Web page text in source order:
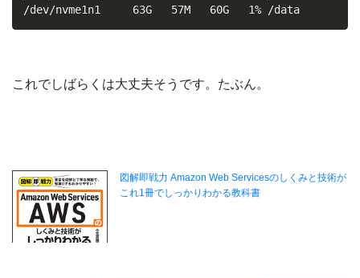
/dev/nvme1n1     63G   57M   60G   1% /data
これでしばらくは大丈夫そうです。たぶん。